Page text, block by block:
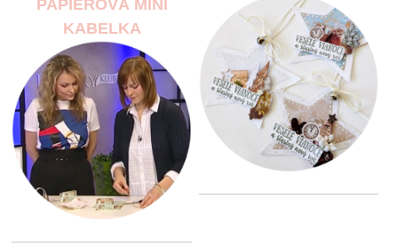
PAPIEROVÁ MINI
KABELKA